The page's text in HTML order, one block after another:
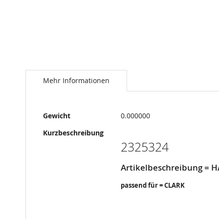
zum
AnfangMehr Informationen
Mehr
Informationen
Gewicht
0.000000
Kurzbeschreibung
2325324
Artikelbeschreibung =
passend für = CLARK